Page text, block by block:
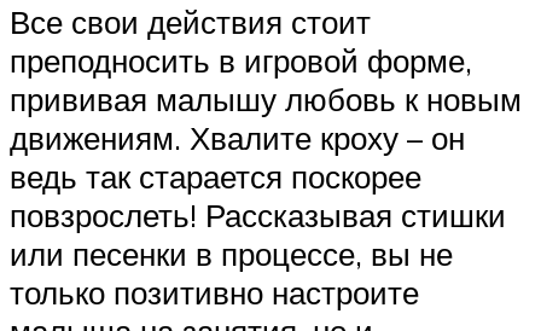
Все свои действия стоит
преподносить в игровой форме,
прививая малышу любовь к новым
движениям. Хвалите кроху – он
ведь так старается поскорее
повзрослеть! Рассказывая стишки
или песенки в процессе, вы не
только позитивно настроите